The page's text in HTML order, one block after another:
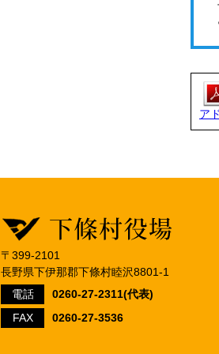
ア
〒399-2101
長野県下伊那郡下條村睦沢8801-1
電話
0260-27-2311(代表)
FAX
0260-27-3536